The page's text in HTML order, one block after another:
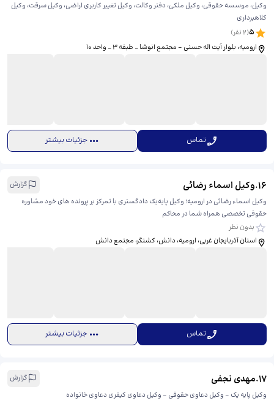
وکیل، موسسه حقوقی، وکیل ملکی، دفتر وکالت، وکیل تغییر کاربری اراضی، وکیل سرقت، وکیل
کلاهبرداری
5
(
2نفر)
ارومیه، بلوار آیت اله حسنی - مجتمع انوشا _ طبقه ۳ _ واحد ۱۰
تماس جزئیات بیشتر
16
.وکیل اسماء رضائی
گزارش
وکیل اسماء رضائی در ارومیه؛ وکیل پایه‌یک دادگستری با تمرکز بر پرونده های خود مشاوره
حقوقی تخصصی همراه شما در محاکم
بدون نظر
استان آذربایجان غربی، ارومیه، دانش، کشتگر، ​مجتمع دانش
تماس جزئیات بیشتر
17
.مهدی نجفی
گزارش
وکیل پایه یک - وکیل دعاوی حقوقی - وکیل دعاوی کیفری دعاوی خانواده